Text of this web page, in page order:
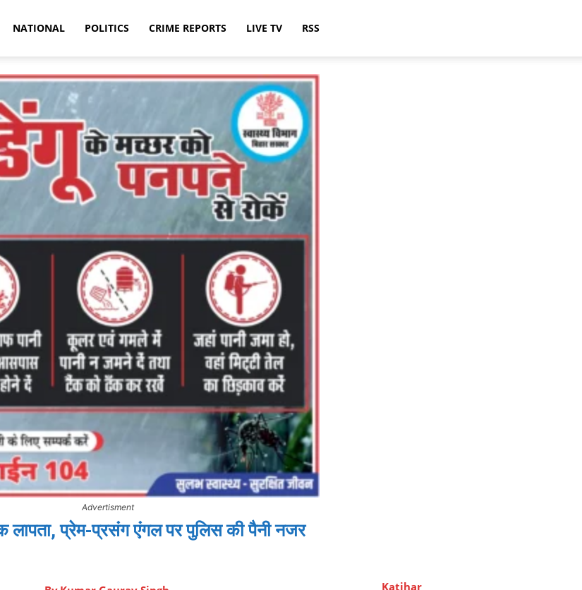
NATIONAL POLITICS CRIME REPORTS LIVE TV RSS
Advertisment
लापता, प्रेम-प्रसंग एंगल पर पुलिस की पैनी नजर
Katihar